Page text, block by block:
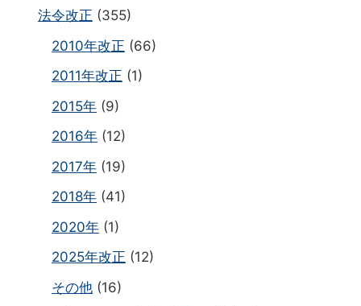
法令改正 (355)
2010年改正 (66)
2011年改正 (1)
2015年 (9)
2016年 (12)
2017年 (19)
2018年 (41)
2020年 (1)
2025年改正 (12)
その他 (16)